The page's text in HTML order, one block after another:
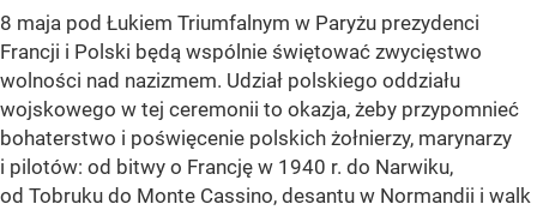
8 maja pod Łukiem Triumfalnym w Paryżu prezydenci
Francji i Polski będą wspólnie świętować zwycięstwo
wolności nad nazizmem. Udział polskiego oddziału
wojskowego w tej ceremonii to okazja, żeby przypomnieć
bohaterstwo i poświęcenie polskich żołnierzy, marynarzy
i pilotów: od bitwy o Francję w 1940 r. do Narwiku,
od Tobruku do Monte Cassino, desantu w Normandii i walk